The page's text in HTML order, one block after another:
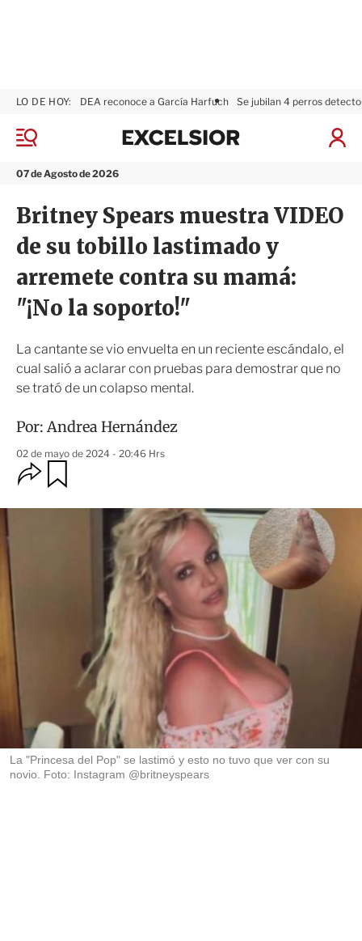
M
n
07 de Agosto de 2026
LO DE HOY: DEA reconoce a García Harfuch Se jubilan 4 perros
I
i
a
x
s
i
o
r
Britney Spears muestra VIDEO
de su tobillo lastimado y
arremete contra su mamá:
"¡No la soporto!"
La cantante se vio envuelta en un reciente escándalo, el
cual salió a aclarar con pruebas para demostrar que no
se trató de un colapso mental.
Por:Andrea Hernández
02 de mayo de 2024 - 20:46 Hrs
O
p
i
i
r
La "Princesa del Pop" se lastimó y esto no tuvo que ver con su
novio. Foto: Instagram @britneyspears